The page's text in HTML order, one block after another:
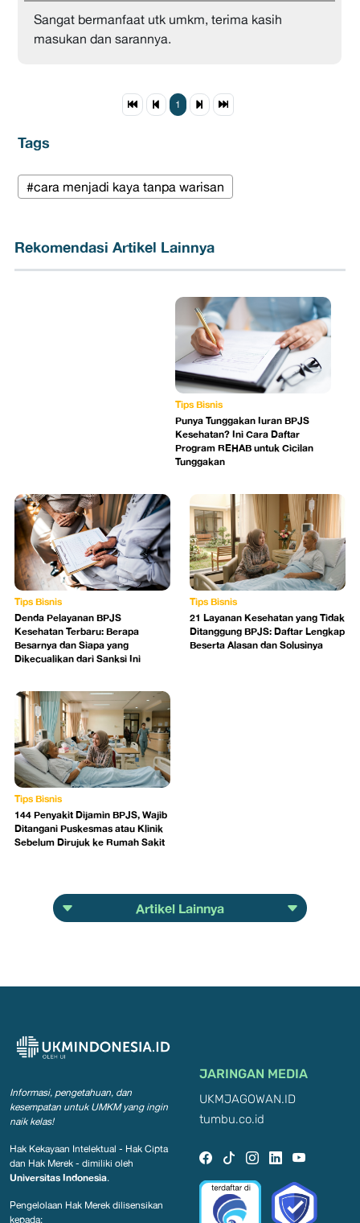
Sangat bermanfaat utk umkm, terima kasih
masukan dan sarannya.
1
Tags
#cara menjadi kaya tanpa warisan
Rekomendasi Artikel Lainnya
Tips Bisnis
Punya Tunggakan Iuran BPJS
Kesehatan? Ini Cara Daftar
Program REHAB untuk Cicilan
Tunggakan
Tips Bisnis
Denda Pelayanan BPJS
Kesehatan Terbaru: Berapa
Besarnya dan Siapa yang
Dikecualikan dari Sanksi Ini
Tips Bisnis
21 Layanan Kesehatan yang Tidak
Ditanggung BPJS: Daftar Lengkap
Beserta Alasan dan Solusinya
Tips Bisnis
144 Penyakit Dijamin BPJS, Wajib
Ditangani Puskesmas atau Klinik
Sebelum Dirujuk ke Rumah Sakit
Artikel Lainnya
Informasi, pengetahuan, dan
kesempatan untuk UMKM yang ingin
naik kelas!
Hak Kekayaan Intelektual - Hak Cipta
dan Hak Merek - dimiliki oleh
Universitas Indonesia.
Pengelolaan Hak Merek dilisensikan
kepada:
JARINGAN MEDIA
UKMJAGOWAN.ID
tumbu.co.id